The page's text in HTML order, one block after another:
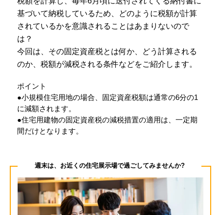
基づいて納税しているため、どのように税額が計算
されているかを意識されることはあまりないので
は？
今回は、その固定資産税とは何か、どう計算される
のか、税額が減税される条件などをご紹介します。
ポイント
●小規模住宅用地の場合、固定資産税額は通常の6分の1
に減額されます。
●住宅用建物の固定資産税の減税措置の適用は、一定期
間だけとなります。
週末は、お近くの住宅展示場で過ごしてみませんか?